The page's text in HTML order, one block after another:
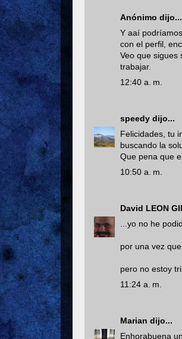
Anónimo dijo...
Y aaí
con el perfil,
Veo que sigues
trabajar.
12:40 a. m.
speedy dijo...
Felicidades, tu
buscando la
Que pena que
10:50 a. m.
David LEON
...yo no he
por una vez
pero no estoy
11:24 a. m.
Marian dijo...
Enhorabuena